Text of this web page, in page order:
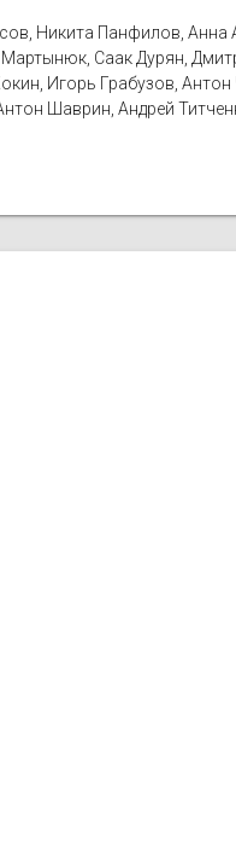
Никита Панфилов, Анна
Саак Дурян,
Игорь Грабузов,
Шаврин, Андрей